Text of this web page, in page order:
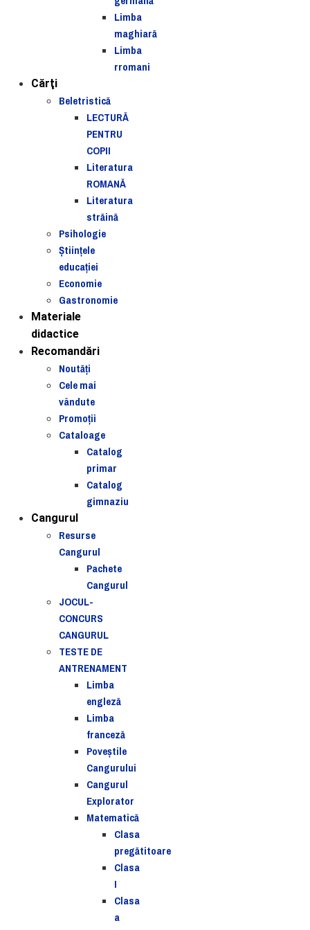
Limba
maghiară
Limba
rromani
Cărţi
Beletristică
LECTURĂ
PENTRU
COPII
Literatura
ROMANĂ
Literatura
străină
Psihologie
Ştiinţele
educaţiei
Economie
Gastronomie
Materiale
didactice
Recomandări
Noutăţi
Cele mai
vândute
Promoții
Cataloage
Catalog
primar
Catalog
gimnaziu
Cangurul
Resurse
Cangurul
Pachete
Cangurul
JOCUL-
CONCURS
CANGURUL
TESTE DE
ANTRENAMENT
Limba
engleză
Limba
franceză
Poveștile
Cangurului
Cangurul
Explorator
Matematică
Clasa
pregătitoare
Clasa
I
Clasa
a